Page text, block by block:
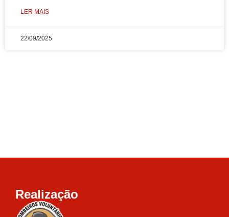
LER MAIS
22/09/2025
Realização